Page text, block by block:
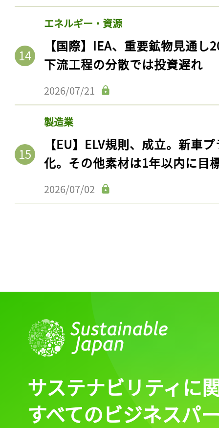
エネルギー・資源
【国際】IEA、重要鉱物見通
下流工程の分散では投資遅れ
2026/07/21
製造業
【EU】ELV規則、成立。新車
化。その他素材は1年以内に目
2026/07/02
サステナビリティに
すべてのビジネスパ